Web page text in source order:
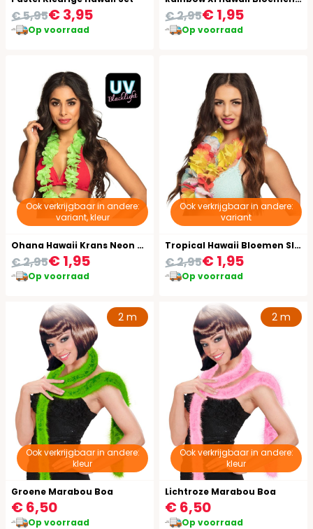
€ 3,95
€ 5,95
Op voorraad
€ 1,95
€ 2,95
Op voorraad
Ook verkrijgbaar in andere:
variant, kleur
Ohana Hawaii Krans Neon Groen
€ 1,95
€ 2,95
Op voorraad
Ook verkrijgbaar in andere:
variant
Tropical Hawaii Bloemen Slinger
€ 1,95
€ 2,95
Op voorraad
Ook verkrijgbaar in andere:
kleur
2 m
Groene Marabou Boa
€ 6,50
Op voorraad
Ook verkrijgbaar in andere:
kleur
2 m
Lichtroze Marabou Boa
€ 6,50
Op voorraad